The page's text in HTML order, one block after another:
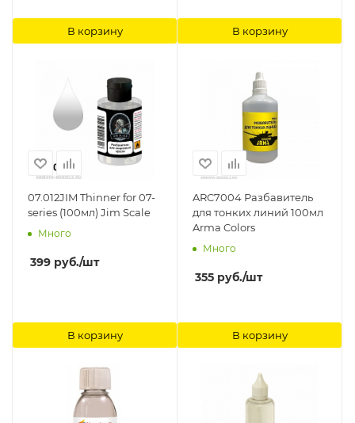
В корзину В корзину
07.012JIM Thinner for 07-
series (100мл) Jim Scale
Много
399 руб./шт
В корзину
ARC7004 Разбавитель
для тонких линий 100мл
Arma Colors
Много
355 руб./шт
В корзину